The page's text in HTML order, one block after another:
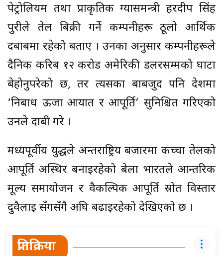
पेट्रोलियम तथा प्राकृतिक ग्यासमन्त्री हरदीप सिंह
पुरीले तेल बिक्री गर्ने कम्पनीहरू ठूलो आर्थिक
दबाबमा रहेको बताए । उनका अनुसार कम्पनीहरूले
दैनिक करिब १२ करोड अमेरिकी डलरसम्मको घाटा
बेहोर्नुपरेको छ, तर त्यसका बाबजुद पनि देशमा
‘निर्बाध ऊर्जा आयात र आपूर्ति’ सुनिश्चित गरिएको
उनले दाबी गरे ।
मध्यपूर्वीय युद्धले अन्तर्राष्ट्रिय बजारमा कच्चा तेलको
आपूर्ति अस्थिर बनाइरहेको बेला भारतले आन्तरिक
मूल्य समायोजन र वैकल्पिक आपूर्ति स्रोत विस्तार
दुवैलाई सँगसँगै अघि बढाइरहेको देखिएको छ ।
प्रतिक्रिया